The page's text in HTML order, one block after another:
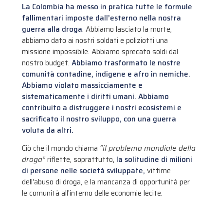
La Colombia ha messo in pratica tutte le formule
fallimentari imposte dall’esterno nella nostra
guerra alla droga. Abbiamo lasciato la morte,
abbiamo dato ai nostri soldati e poliziotti una
missione impossibile. Abbiamo sprecato soldi dal
nostro budget. Abbiamo trasformato le nostre
comunità contadine, indigene e afro in nemiche.
Abbiamo violato massicciamente e
sistematicamente i diritti umani. Abbiamo
contribuito a distruggere i nostri ecosistemi e
sacrificato il nostro sviluppo, con una guerra
voluta da altri.
Ciò che il mondo chiama “il problema mondiale della
droga”riflette, soprattutto, la solitudine di milioni
di persone nelle società sviluppate, vittime
dell’abuso di droga, e la mancanza di opportunità per
le comunità all’interno delle economie lecite.